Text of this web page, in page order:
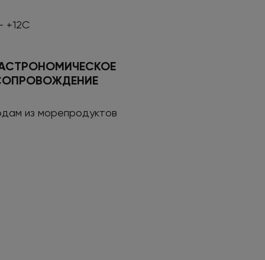
+12С
из морепродуктов